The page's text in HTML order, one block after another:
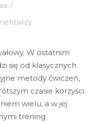
W ostatnim
się od klasycznych
metody ćwiczeń,
czasie korzyści.
wielu, a w jej
trening